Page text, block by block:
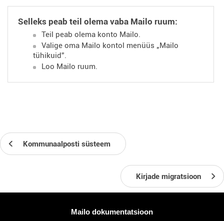
Selleks peab teil olema vaba Mailo ruum:
Teil peab olema konto Mailo.
Valige oma Mailo kontol menüüs „Mailo
tühikuid”.
Loo Mailo ruum.
Kommunaalposti süsteem
Kirjade migratsioon
Rohkem informatsiooniMailo dokumentatsioon